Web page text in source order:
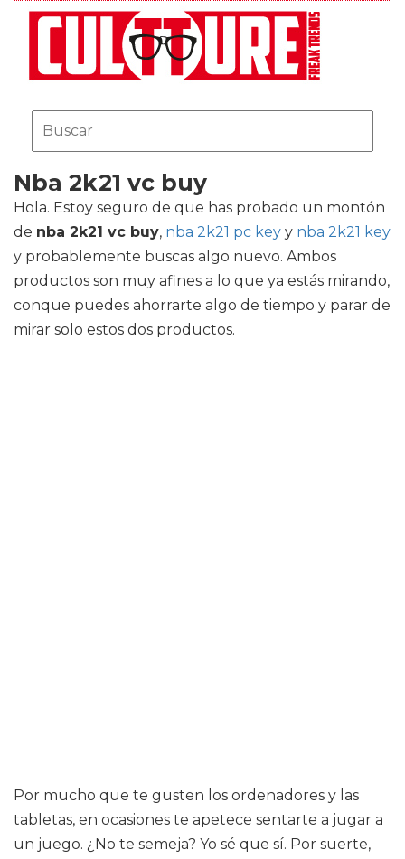
Nba 2k21 vc buy
Hola. Estoy seguro de que has probado un montón
de nba 2k21 vc buy, nba 2k21 pc key y nba 2k21 key
y probablemente buscas algo nuevo. Ambos
productos son muy afines a lo que ya estás mirando,
conque puedes ahorrarte algo de tiempo y parar de
mirar solo estos dos productos.
Por mucho que te gusten los ordenadores y las
tabletas, en ocasiones te apetece sentarte a jugar a
un juego. ¿No te semeja? Yo sé que sí. Por suerte,